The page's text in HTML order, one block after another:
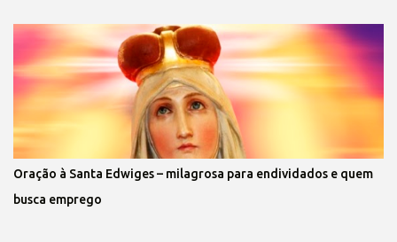
Oração à Santa Edwiges – milagrosa para endividados e quem
busca emprego